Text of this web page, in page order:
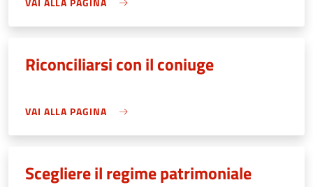
Riconciliarsi con il coniuge
VAI ALLA PAGINA
Scegliere il regime patrimoniale